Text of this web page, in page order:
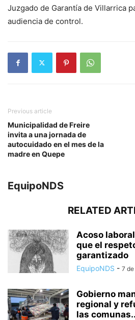
Juzgado de Garantía de Villarrica
audiencia de control.
Previous article
Municipalidad de Freire
invita a una jornada de
autocuidado en el mes de la
madre en Quepe
EquipoNDS
RELATED
Acoso
que el
garantizado
EquipoNDS - 7
Gobierno
regional y
las